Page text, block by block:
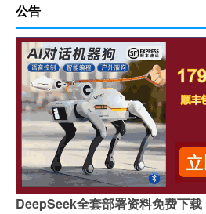
公告
DeepSeek全套部署资料免费下载